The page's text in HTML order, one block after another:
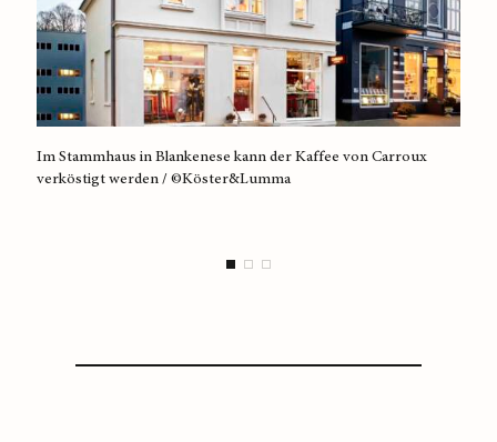
Im Stammhaus in Blankenese kann der Kaffee von Carroux
verköstigt werden / ©Köster&Lumma